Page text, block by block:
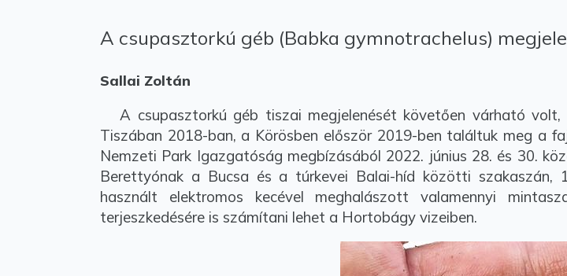
A csupasztorkú géb (Babka gymnotrachelus)
Sallai Zoltán
A csupasztorkú géb tiszai megjelenését követően várható
Tiszában 2018-ban, a Körösben először 2019-ben találtuk meg a
Nemzeti Park Igazgatóság megbízásából 2022. június 28. és 30.
Berettyónak a Bucsa és a túrkevei Balai-híd közötti szakaszán,
használt elektromos kecével meghalászott valamennyi
terjeszkedésére is számítani lehet a Hortobágy vizeiben.